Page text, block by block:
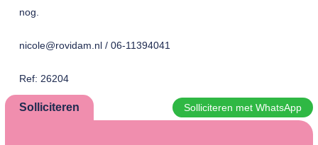
nog.
nicole@rovidam.nl / 06-11394041
Ref: 26204
Solliciteren Solliciteren met WhatsApp